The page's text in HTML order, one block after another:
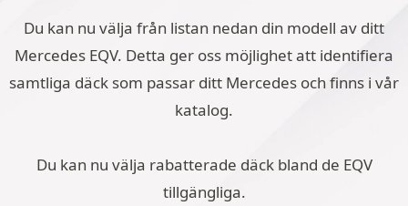
Du kan nu välja från listan nedan din modell av ditt
Mercedes EQV. Detta ger oss möjlighet att identifiera
samtliga däck som passar ditt Mercedes och finns i vår
katalog.
Du kan nu välja rabatterade däck bland de EQV
tillgängliga.